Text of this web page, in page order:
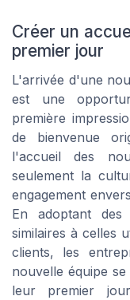
Créer un
premier jour
L'arrivée d'une
est une
première
de bienvenue
l'accueil des
seulement la
engagement
En adoptant des
similaires à celles
clients, les
nouvelle équipe
leur premier